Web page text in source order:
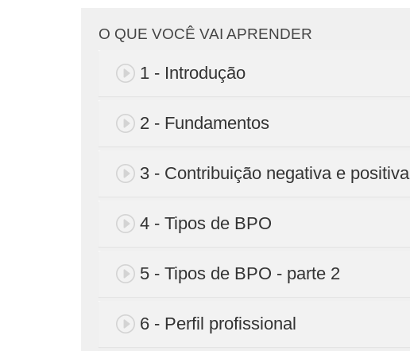
O QUE VOCÊ VAI APRENDER
1 - Introdução
2 - Fundamentos
3 - Contribuição negativa e positiva
4 - Tipos de BPO
5 - Tipos de BPO - parte 2
6 - Perfil profissional